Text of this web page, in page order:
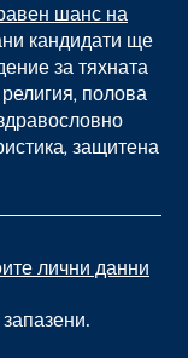
шанс на
кандидати ще
за тяхната
полова
защитена
лични данни